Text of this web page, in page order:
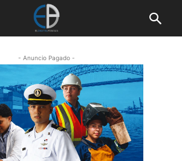
- Anuncio Pagado -